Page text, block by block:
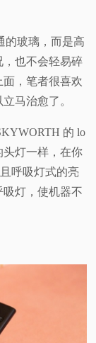
的玻璃，而是高
也不会轻易碎
，笔者很喜欢
马治愈了。
的 lo
头灯一样，在你
呼吸灯式的亮
灯，使机器不